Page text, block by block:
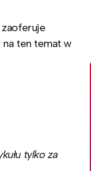
zaoferuje
na ten temat w
tylko za